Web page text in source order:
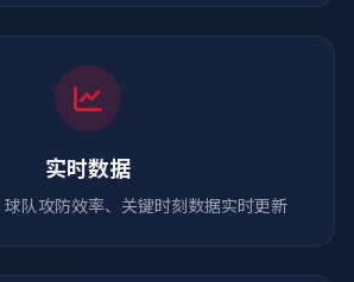
实时数据
队攻防效率、关键时刻数据实时更新